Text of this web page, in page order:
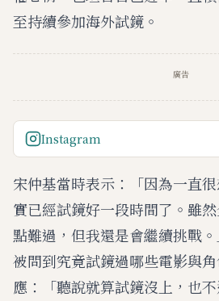
至持續參加海外試鏡。
廣告
Instagram
宋仲基當時表示：「因為一直
實已經試鏡好一段時間了。雖
點難過，但我還是會繼續挑戰。
被問到究竟試鏡過哪些電影與
應：「聽說就算試鏡沒上，也